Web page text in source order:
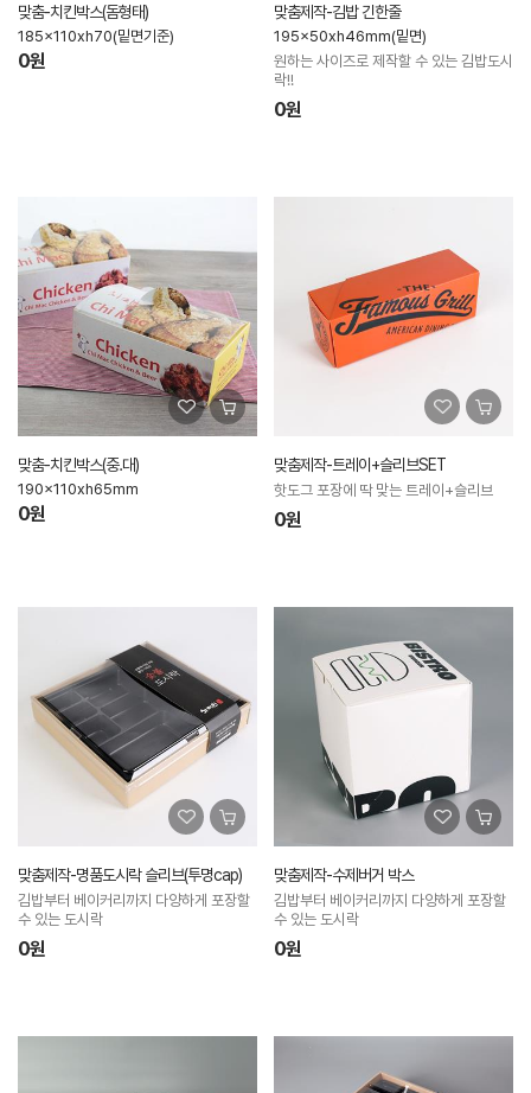
맞춤-치킨박스(돔형태)
185x110xh70(밑면기준)
0원
맞춤제작-김밥 긴한줄
195x50xh46mm(밑면)
원하는 사이즈로 제작할 수 있는 김밥도시
락!!
0원
맞춤-치킨박스(중.대)
190x110xh65mm
0원
맞춤제작-트레이+슬리브SET
핫도그 포장에 딱 맞는 트레이+슬리브
0원
맞춤제작-명품도시락 슬리브(투명cap)
김밥부터 베이커리까지 다양하게 포장할
수 있는 도시락
0원
맞춤제작-수제버거 박스
김밥부터 베이커리까지 다양하게 포장할
수 있는 도시락
0원